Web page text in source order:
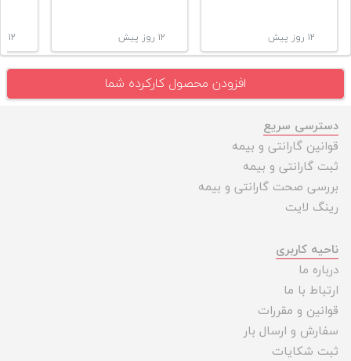
۱۲ روز پیش ۱۲ روز پیش ۱۲ روز پیش
افزودن محصول کارکرده شما
دسترسی سریع
قوانین گارانتی و بیمه
ثبت گارانتی و بیمه
بررسی صحت گارانتی و بیمه
رینگ لایت
ناحیه کاربری
درباره ما
ارتباط با ما
قوانین و مقررات
سفارش و ارسال بار
ثبت شکایات